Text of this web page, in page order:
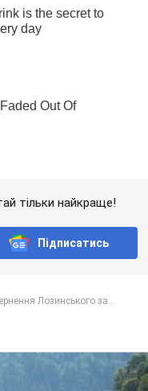
тільки найкраще!
Підписатись
Лозинського за...